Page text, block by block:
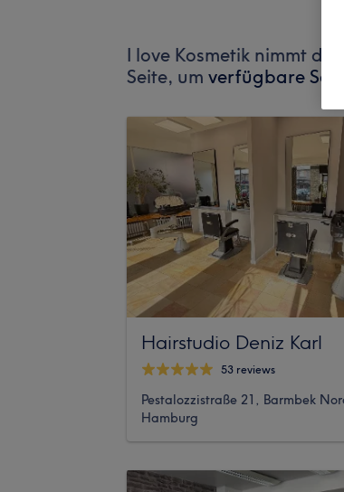
I love Kosmetik nimmt
Seite, um verfügbare
Hairstudio Deniz Karl
53 reviews
Pestalozzistraße 21, Barmbek
Hamburg